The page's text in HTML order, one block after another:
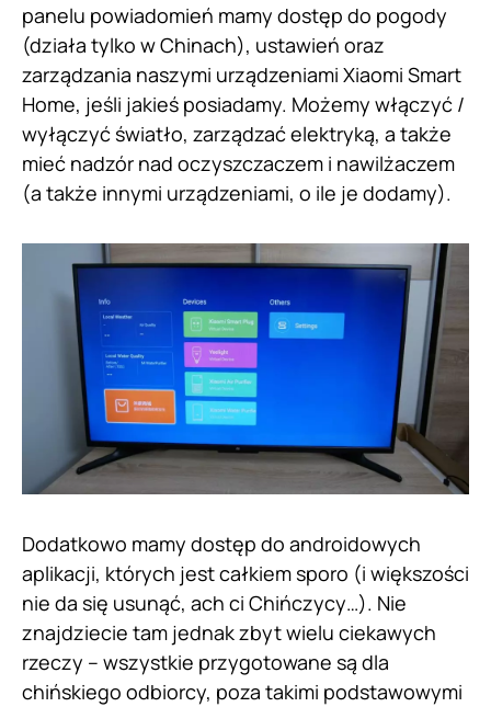
panelu powiadomień mamy dostęp do pogody
(działa tylko w Chinach), ustawień oraz
zarządzania naszymi urządzeniami Xiaomi Smart
Home, jeśli jakieś posiadamy. Możemy włączyć /
wyłączyć światło, zarządzać elektryką, a także
mieć nadzór nad oczyszczaczem i nawilżaczem
(a także innymi urządzeniami, o ile je dodamy).
Dodatkowo mamy dostęp do androidowych
aplikacji, których jest całkiem sporo (i większości
nie da się usunąć, ach ci Chińczycy…). Nie
znajdziecie tam jednak zbyt wielu ciekawych
rzeczy – wszystkie przygotowane są dla
chińskiego odbiorcy, poza takimi podstawowymi